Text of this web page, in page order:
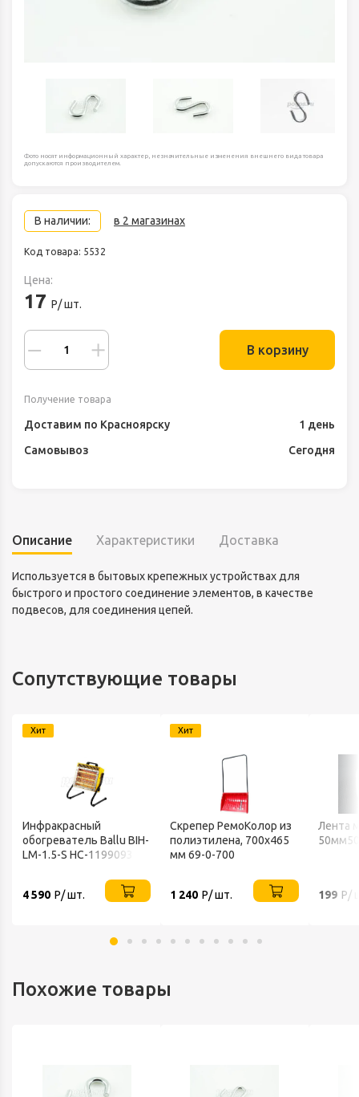
Фото носят информационный характер, незначительные изменения внешнего вида товара
допускаются производителем.
В наличии: в 2 магазинах
Код товара: 5532
Цена:
17 Р/ шт.
В корзину
Получение товара
Доставим по Красноярску
1 день
Самовывоз
Сегодня
Описание Характеристики Доставка
Используется в бытовых крепежных устройствах для
быстрого и простого соединение элементов, в качестве
подвесов, для соединения цепей.
Сопутствующие товары
Хит
Инфракрасный
обогреватель Ballu BIH-
LM-1.5-S НС-1199093
4 590 Р/ шт.
Хит
Скрепер РемоКолор из
полиэтилена, 700x465
мм 69-0-700
1 240 Р/ шт.
Лента
199 Р/
Похожие товары